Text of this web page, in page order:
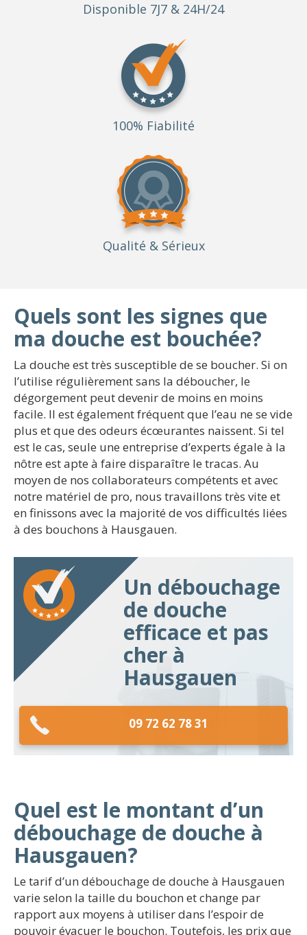
Disponible 7J7 & 24H/24
100% Fiabilité
Qualité & Sérieux
Quels sont les signes que
ma douche est bouchée?
La douche est très susceptible de se boucher. Si on
l’utilise régulièrement sans la déboucher, le
dégorgement peut devenir de moins en moins
facile. Il est également fréquent que l’eau ne se vide
plus et que des odeurs écœurantes naissent. Si tel
est le cas, seule une entreprise d’experts égale à la
nôtre est apte à faire disparaître le tracas. Au
moyen de nos collaborateurs compétents et avec
notre matériel de pro, nous travaillons très vite et
en finissons avec la majorité de vos difficultés liées
à des bouchons à Hausgauen.
Un débouchage
de douche
efficace et pas
cher à
Hausgauen
09 72 62 78 31
Quel est le montant d’un
débouchage de douche à
Hausgauen?
Le tarif d’un débouchage de douche à Hausgauen
varie selon la taille du bouchon et change par
rapport aux moyens à utiliser dans l’espoir de
pouvoir évacuer le bouchon. Toutefois, les prix que